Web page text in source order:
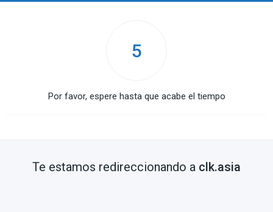
5
Por favor, espere hasta que acabe el tiempo
Te estamos redireccionando a clk.asia